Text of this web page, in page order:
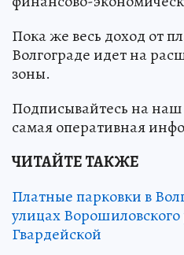
Пока же весь доход от
Волгограде идет на
зоны.
Подписывайтесь на наш
самая оперативная
ЧИТАЙТЕ ТАКЖЕ
Платные парковки в
улицах
Гвардейской